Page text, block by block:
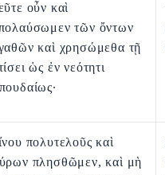
οὖν καὶ
τῶν ὄντων
καὶ χρησώμεθα τῇ
ὡς ἐν νεότητι
πολυτελοῦς καὶ
πλησθῶμεν, καὶ μὴ